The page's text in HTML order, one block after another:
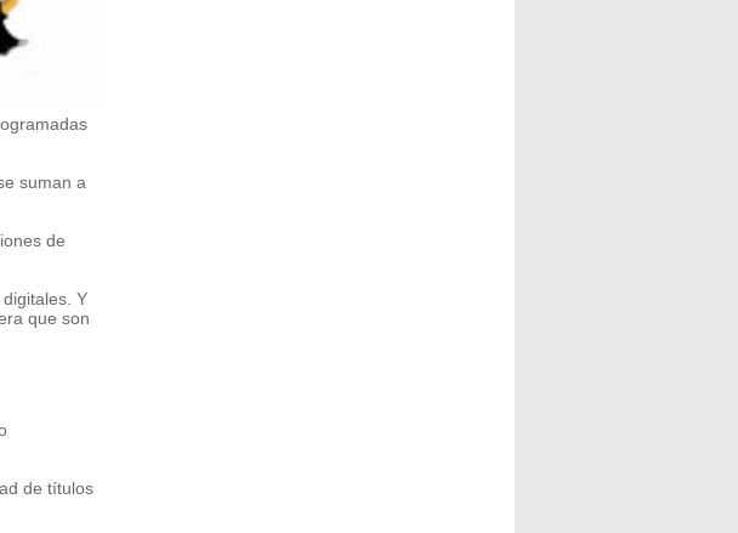
suman a
de
Y
que son
de títulos